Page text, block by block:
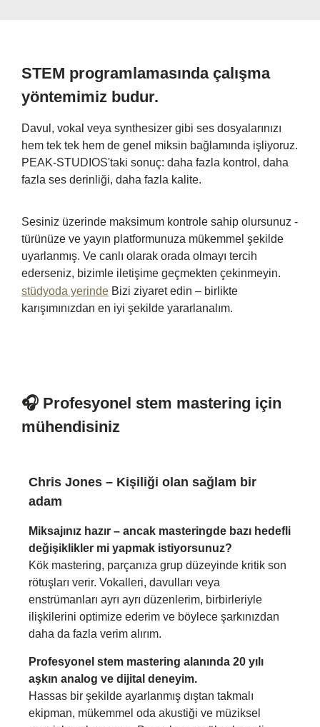
STEM programlamasında çalışma
yöntemimiz budur.
Davul, vokal veya synthesizer gibi ses dosyalarınızı
hem tek tek hem de genel miksin bağlamında işliyoruz.
PEAK-STUDIOS'taki sonuç: daha fazla kontrol, daha
fazla ses derinliği, daha fazla kalite.
Sesiniz üzerinde maksimum kontrole sahip olursunuz -
türünüze ve yayın platformunuza mükemmel şekilde
uyarlanmış. Ve canlı olarak orada olmayı tercih
ederseniz, bizimle iletişime geçmekten çekinmeyin.
stüdyoda yerinde Bizi ziyaret edin – birlikte
karışımınızdan en iyi şekilde yararlanalım.
🎧 Profesyonel stem mastering için
mühendisiniz
Chris Jones – Kişiliği olan sağlam bir
adam
Miksajınız hazır – ancak masteringde bazı hedefli
değişiklikler mi yapmak istiyorsunuz?
Kök mastering, parçanıza grup düzeyinde kritik son
rötuşları verir. Vokalleri, davulları veya
enstrümanları ayrı ayrı düzenlerim, birbirleriyle
ilişkilerini optimize ederim ve böylece şarkınızdan
daha da fazla verim alırım.
Profesyonel stem mastering alanında 20 yılı
aşkın analog ve dijital deneyim.
Hassas bir şekilde ayarlanmış dıştan takmalı
ekipman, mükemmel oda akustiği ve müziksel